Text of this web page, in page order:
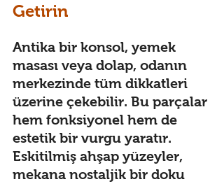
Getirin
Antika bir konsol, yemek
masası veya dolap, odanın
merkezinde tüm dikkatleri
üzerine çekebilir. Bu parçalar
hem fonksiyonel hem de
estetik bir vurgu yaratır.
Eskitilmiş ahşap yüzeyler,
mekana nostaljik bir doku